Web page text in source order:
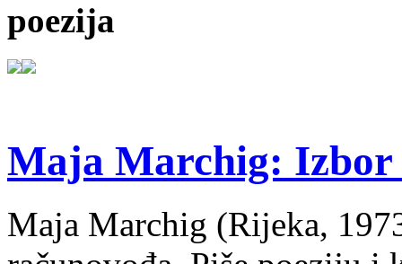
poezija
Maja Marchig: Izbor
Maja Marchig (Rijeka,